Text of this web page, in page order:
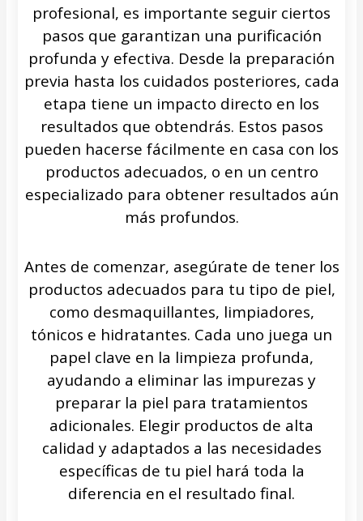
profesional, es importante seguir ciertos
pasos que garantizan una purificación
profunda y efectiva. Desde la preparación
previa hasta los cuidados posteriores, cada
etapa tiene un impacto directo en los
resultados que obtendrás. Estos pasos
pueden hacerse fácilmente en casa con los
productos adecuados, o en un centro
especializado para obtener resultados aún
más profundos.
Antes de comenzar, asegúrate de tener los
productos adecuados para tu tipo de piel,
como desmaquillantes, limpiadores,
tónicos e hidratantes. Cada uno juega un
papel clave en la limpieza profunda,
ayudando a eliminar las impurezas y
preparar la piel para tratamientos
adicionales. Elegir productos de alta
calidad y adaptados a las necesidades
específicas de tu piel hará toda la
diferencia en el resultado final.